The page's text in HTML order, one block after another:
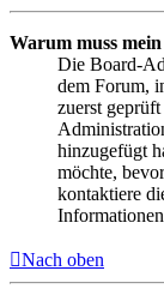
Warum muss
Die Board-
dem Forum,
zuerst
hinzugefügt
möchte,
kontaktiere
Nach oben